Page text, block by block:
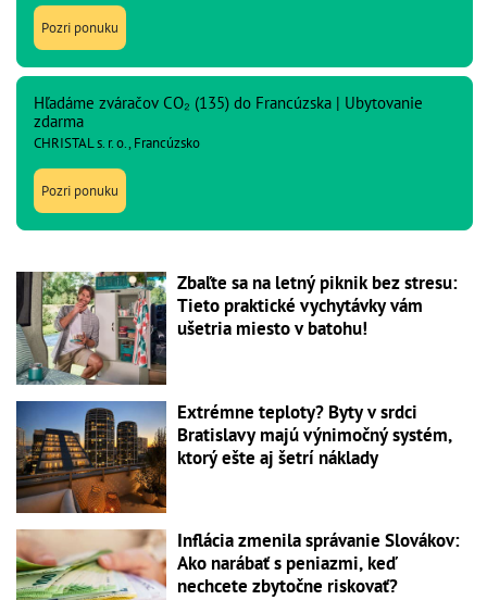
Pozri ponuku
Hľadáme zváračov CO₂ (135) do Francúzska | Ubytovanie
zdarma
CHRISTAL s. r. o., Francúzsko
Pozri ponuku
Zbaľte sa na letný piknik bez stresu:
Tieto praktické vychytávky vám
ušetria miesto v batohu!
Extrémne teploty? Byty v srdci
Bratislavy majú výnimočný systém,
ktorý ešte aj šetrí náklady
Inflácia zmenila správanie Slovákov:
Ako narábať s peniazmi, keď
nechcete zbytočne riskovať?